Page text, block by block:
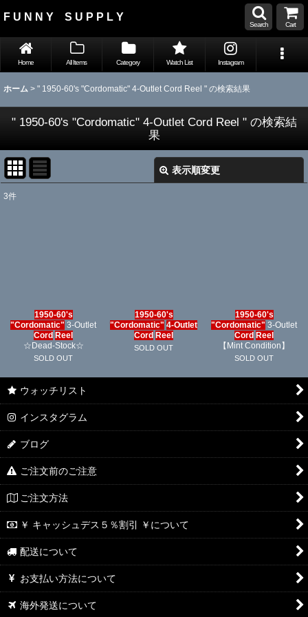
F U N N Y S U P P L Y
Search Cart
Home All Items Category Watch List Instagram
ホーム > " 1950-60's "Cordomatic" 4-Outlet Cord Reel " の検索結果
" 1950-60's "Cordomatic" 4-Outlet Cord Reel "の検索結
果
表示順変更
絞り込む
3件
1950-60's
"Cordomatic" 3-Outlet
Cord Reel
☆Dead-Stock☆
SOLD OUT
1950-60's
"Cordomatic" 4-Outlet
Cord Reel
SOLD OUT
1950-60's
"Cordomatic" 3-Outlet
Cord Reel
【Mint Condition】
SOLD OUT
ウォッチリスト
インスタグラム
ブログ
ご注文前のご注意
ご注文方法
￥ キャッシュデス５％割引 ￥について
配送について
お支払い方法について
海外発送について